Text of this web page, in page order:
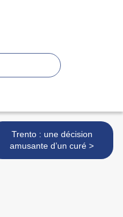
Trento : une décision
amusante d’un curé >